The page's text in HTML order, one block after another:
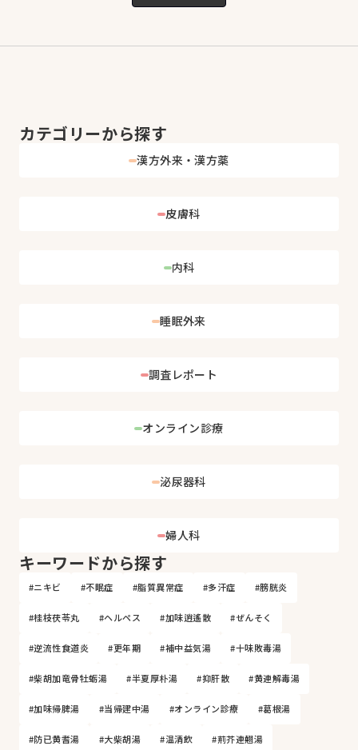
カテゴリーから探す
漢方外来・漢方薬
皮膚科
内科
睡眠外来
調査レポート
オンライン診療
泌尿器科
婦人科
キーワードから探す
#ニキビ #不眠症 #脂質異常症 #多汗症 #膀胱炎
#桂枝茯苓丸 #ヘルペス #加味逍遙散 #ぜんそく
#逆流性食道炎 #更年期 #補中益気湯 #十味敗毒湯
#柴胡加竜骨牡蛎湯 #半夏厚朴湯 #抑肝散 #黄連解毒湯
#加味帰脾湯 #当帰建中湯 #オンライン診療 #葛根湯
#防已黄耆湯 #大柴胡湯 #温清飲 #荊芥連翹湯